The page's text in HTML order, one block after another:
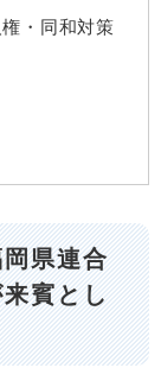
・同和対策
県連合
賓とし